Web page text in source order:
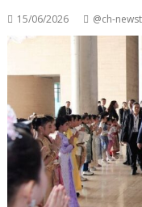
15/06/2026 @ch-